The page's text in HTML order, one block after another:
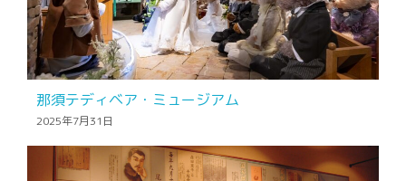
那須テディベア・ミュージアム
2025年7月31日